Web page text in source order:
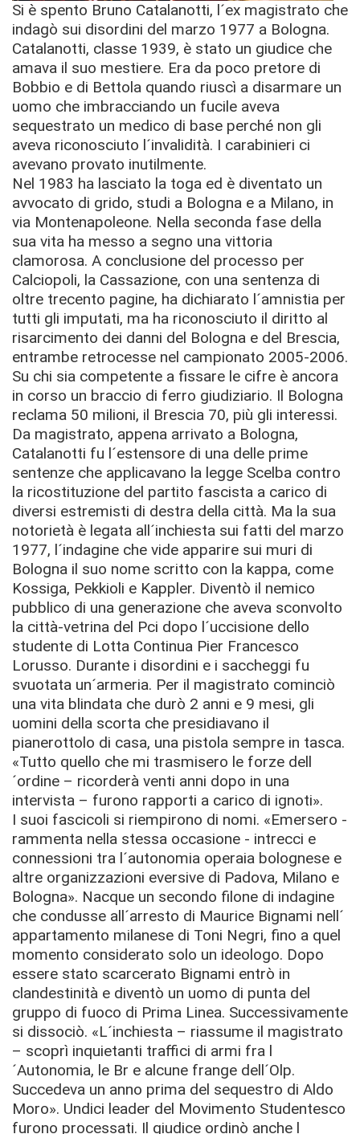
Si è spento Bruno Catalanotti, l´ex magistrato che
indagò sui disordini del marzo 1977 a Bologna.
Catalanotti, classe 1939, è stato un giudice che
amava il suo mestiere. Era da poco pretore di
Bobbio e di Bettola quando riuscì a disarmare un
uomo che imbracciando un fucile aveva
sequestrato un medico di base perché non gli
aveva riconosciuto l´invalidità. I carabinieri ci
avevano provato inutilmente.
Nel 1983 ha lasciato la toga ed è diventato un
avvocato di grido, studi a Bologna e a Milano, in
via Montenapoleone. Nella seconda fase della
sua vita ha messo a segno una vittoria
clamorosa. A conclusione del processo per
Calciopoli, la Cassazione, con una sentenza di
oltre trecento pagine, ha dichiarato l´amnistia per
tutti gli imputati, ma ha riconosciuto il diritto al
risarcimento dei danni del Bologna e del Brescia,
entrambe retrocesse nel campionato 2005-2006.
Su chi sia competente a fissare le cifre è ancora
in corso un braccio di ferro giudiziario. Il Bologna
reclama 50 milioni, il Brescia 70, più gli interessi.
Da magistrato, appena arrivato a Bologna,
Catalanotti fu l´estensore di una delle prime
sentenze che applicavano la legge Scelba contro
la ricostituzione del partito fascista a carico di
diversi estremisti di destra della città. Ma la sua
notorietà è legata all´inchiesta sui fatti del marzo
1977, l´indagine che vide apparire sui muri di
Bologna il suo nome scritto con la kappa, come
Kossiga, Pekkioli e Kappler. Diventò il nemico
pubblico di una generazione che aveva sconvolto
la città-vetrina del Pci dopo l´uccisione dello
studente di Lotta Continua Pier Francesco
Lorusso. Durante i disordini e i saccheggi fu
svuotata un´armeria. Per il magistrato cominciò
una vita blindata che durò 2 anni e 9 mesi, gli
uomini della scorta che presidiavano il
pianerottolo di casa, una pistola sempre in tasca.
«Tutto quello che mi trasmisero le forze dell
´ordine – ricorderà venti anni dopo in una
intervista – furono rapporti a carico di ignoti».
I suoi fascicoli si riempirono di nomi. «Emersero -
rammenta nella stessa occasione - intrecci e
connessioni tra l´autonomia operaia bolognese e
altre organizzazioni eversive di Padova, Milano e
Bologna». Nacque un secondo filone di indagine
che condusse all´arresto di Maurice Bignami nell´
appartamento milanese di Toni Negri, fino a quel
momento considerato solo un ideologo. Dopo
essere stato scarcerato Bignami entrò in
clandestinità e diventò un uomo di punta del
gruppo di fuoco di Prima Linea. Successivamente
si dissociò. «L´inchiesta – riassume il magistrato
– scoprì inquietanti traffici di armi fra l
´Autonomia, le Br e alcune frange dell´Olp.
Succedeva un anno prima del sequestro di Aldo
Moro». Undici leader del Movimento Studentesco
furono processati. Il giudice ordinò anche l